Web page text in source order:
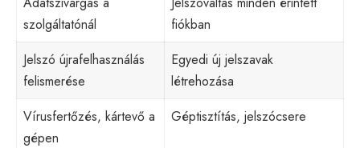
szolgáltatónál
fiókban
Jelszó újrafelhasználás
felismerése
Egyedi új jelszavak
létrehozása
Vírusfertőzés, kártevő a
gépen
Géptisztítás, jelszócsere